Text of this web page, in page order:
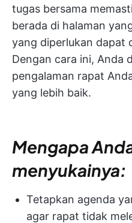
tugas bersama
berada di halaman
yang diperlukan dapat
Dengan cara ini, Anda
pengalaman rapat
yang lebih baik.
Mengapa
menyukainya:
Tetapkan agenda
agar rapat tidak